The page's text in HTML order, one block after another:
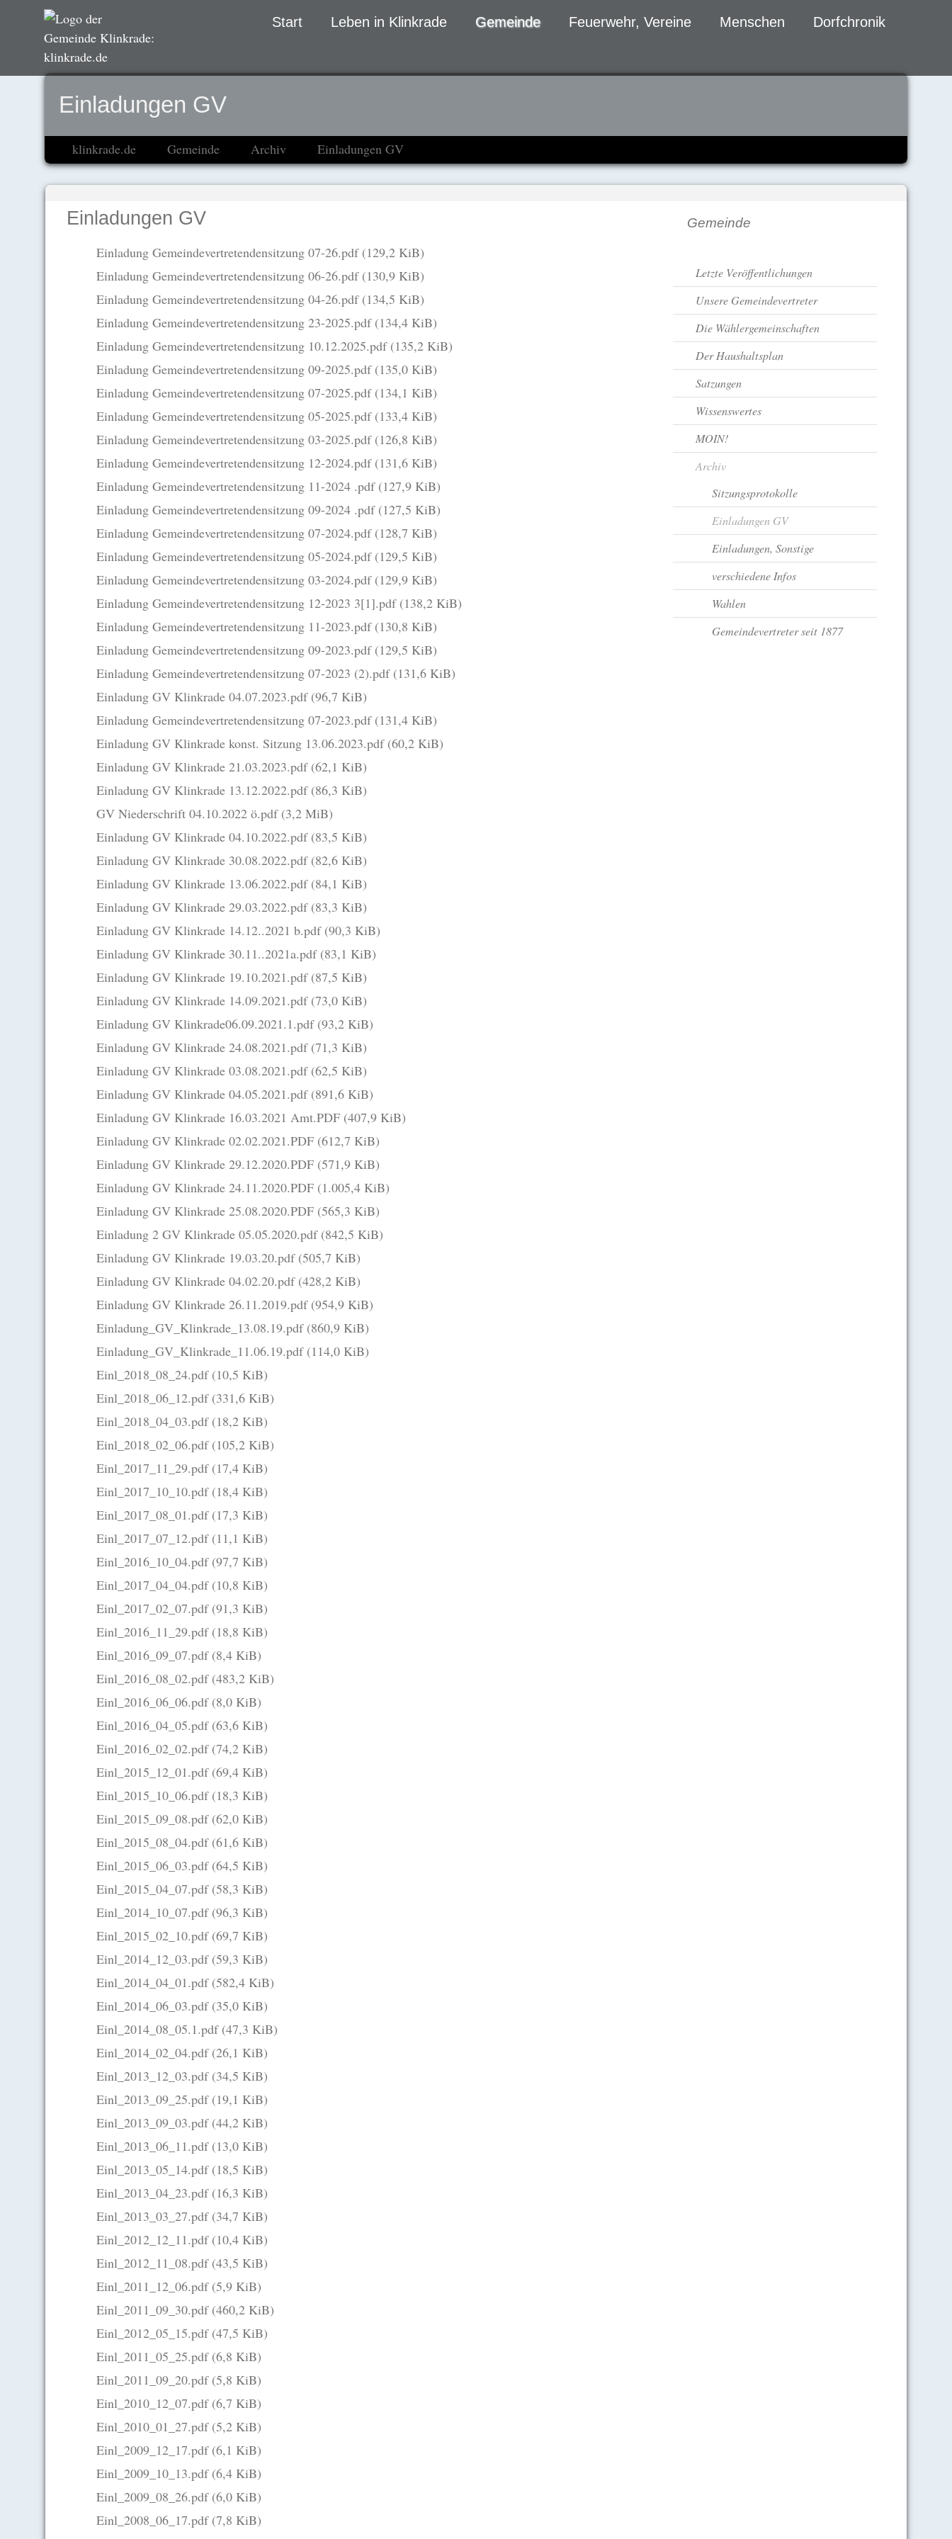
Navigation
Start Leben in Klinkrade Gemeinde Feuerwehr, Vereine Menschen Dorfchronik
Einladungen GV
klinkrade.de Gemeinde Archiv Einladungen GV
Einladungen GV
Einladung Gemeindevertretendensitzung 07-26.pdf (129,2 KiB)
Einladung Gemeindevertretendensitzung 06-26.pdf (130,9 KiB)
Einladung Gemeindevertretendensitzung 04-26.pdf (134,5 KiB)
Einladung Gemeindevertretendensitzung 23-2025.pdf (134,4 KiB)
Einladung Gemeindevertretendensitzung 10.12.2025.pdf (135,2 KiB)
Einladung Gemeindevertretendensitzung 09-2025.pdf (135,0 KiB)
Einladung Gemeindevertretendensitzung 07-2025.pdf (134,1 KiB)
Einladung Gemeindevertretendensitzung 05-2025.pdf (133,4 KiB)
Einladung Gemeindevertretendensitzung 03-2025.pdf (126,8 KiB)
Einladung Gemeindevertretendensitzung 12-2024.pdf (131,6 KiB)
Einladung Gemeindevertretendensitzung 11-2024 .pdf (127,9 KiB)
Einladung Gemeindevertretendensitzung 09-2024 .pdf (127,5 KiB)
Einladung Gemeindevertretendensitzung 07-2024.pdf (128,7 KiB)
Einladung Gemeindevertretendensitzung 05-2024.pdf (129,5 KiB)
Einladung Gemeindevertretendensitzung 03-2024.pdf (129,9 KiB)
Einladung Gemeindevertretendensitzung 12-2023 3[1].pdf (138,2 KiB)
Einladung Gemeindevertretendensitzung 11-2023.pdf (130,8 KiB)
Einladung Gemeindevertretendensitzung 09-2023.pdf (129,5 KiB)
Einladung Gemeindevertretendensitzung 07-2023 (2).pdf (131,6 KiB)
Einladung GV Klinkrade 04.07.2023.pdf (96,7 KiB)
Einladung Gemeindevertretendensitzung 07-2023.pdf (131,4 KiB)
Einladung GV Klinkrade konst. Sitzung 13.06.2023.pdf (60,2 KiB)
Einladung GV Klinkrade 21.03.2023.pdf (62,1 KiB)
Einladung GV Klinkrade 13.12.2022.pdf (86,3 KiB)
GV Niederschrift 04.10.2022 ö.pdf (3,2 MiB)
Einladung GV Klinkrade 04.10.2022.pdf (83,5 KiB)
Einladung GV Klinkrade 30.08.2022.pdf (82,6 KiB)
Einladung GV Klinkrade 13.06.2022.pdf (84,1 KiB)
Einladung GV Klinkrade 29.03.2022.pdf (83,3 KiB)
Einladung GV Klinkrade 14.12..2021 b.pdf (90,3 KiB)
Einladung GV Klinkrade 30.11..2021a.pdf (83,1 KiB)
Einladung GV Klinkrade 19.10.2021.pdf (87,5 KiB)
Einladung GV Klinkrade 14.09.2021.pdf (73,0 KiB)
Einladung GV Klinkrade06.09.2021.1.pdf (93,2 KiB)
Einladung GV Klinkrade 24.08.2021.pdf (71,3 KiB)
Einladung GV Klinkrade 03.08.2021.pdf (62,5 KiB)
Einladung GV Klinkrade 04.05.2021.pdf (891,6 KiB)
Einladung GV Klinkrade 16.03.2021 Amt.PDF (407,9 KiB)
Einladung GV Klinkrade 02.02.2021.PDF (612,7 KiB)
Einladung GV Klinkrade 29.12.2020.PDF (571,9 KiB)
Einladung GV Klinkrade 24.11.2020.PDF (1.005,4 KiB)
Einladung GV Klinkrade 25.08.2020.PDF (565,3 KiB)
Einladung 2 GV Klinkrade 05.05.2020.pdf (842,5 KiB)
Einladung GV Klinkrade 19.03.20.pdf (505,7 KiB)
Einladung GV Klinkrade 04.02.20.pdf (428,2 KiB)
Einladung GV Klinkrade 26.11.2019.pdf (954,9 KiB)
Einladung_GV_Klinkrade_13.08.19.pdf (860,9 KiB)
Einladung_GV_Klinkrade_11.06.19.pdf (114,0 KiB)
Einl_2018_08_24.pdf (10,5 KiB)
Einl_2018_06_12.pdf (331,6 KiB)
Einl_2018_04_03.pdf (18,2 KiB)
Einl_2018_02_06.pdf (105,2 KiB)
Einl_2017_11_29.pdf (17,4 KiB)
Einl_2017_10_10.pdf (18,4 KiB)
Einl_2017_08_01.pdf (17,3 KiB)
Einl_2017_07_12.pdf (11,1 KiB)
Einl_2016_10_04.pdf (97,7 KiB)
Einl_2017_04_04.pdf (10,8 KiB)
Einl_2017_02_07.pdf (91,3 KiB)
Einl_2016_11_29.pdf (18,8 KiB)
Einl_2016_09_07.pdf (8,4 KiB)
Einl_2016_08_02.pdf (483,2 KiB)
Einl_2016_06_06.pdf (8,0 KiB)
Einl_2016_04_05.pdf (63,6 KiB)
Einl_2016_02_02.pdf (74,2 KiB)
Einl_2015_12_01.pdf (69,4 KiB)
Einl_2015_10_06.pdf (18,3 KiB)
Einl_2015_09_08.pdf (62,0 KiB)
Einl_2015_08_04.pdf (61,6 KiB)
Einl_2015_06_03.pdf (64,5 KiB)
Einl_2015_04_07.pdf (58,3 KiB)
Einl_2014_10_07.pdf (96,3 KiB)
Einl_2015_02_10.pdf (69,7 KiB)
Einl_2014_12_03.pdf (59,3 KiB)
Einl_2014_04_01.pdf (582,4 KiB)
Einl_2014_06_03.pdf (35,0 KiB)
Einl_2014_08_05.1.pdf (47,3 KiB)
Einl_2014_02_04.pdf (26,1 KiB)
Einl_2013_12_03.pdf (34,5 KiB)
Einl_2013_09_25.pdf (19,1 KiB)
Einl_2013_09_03.pdf (44,2 KiB)
Einl_2013_06_11.pdf (13,0 KiB)
Einl_2013_05_14.pdf (18,5 KiB)
Einl_2013_04_23.pdf (16,3 KiB)
Einl_2013_03_27.pdf (34,7 KiB)
Einl_2012_12_11.pdf (10,4 KiB)
Einl_2012_11_08.pdf (43,5 KiB)
Einl_2011_12_06.pdf (5,9 KiB)
Einl_2011_09_30.pdf (460,2 KiB)
Einl_2012_05_15.pdf (47,5 KiB)
Einl_2011_05_25.pdf (6,8 KiB)
Einl_2011_09_20.pdf (5,8 KiB)
Einl_2010_12_07.pdf (6,7 KiB)
Einl_2010_01_27.pdf (5,2 KiB)
Einl_2009_12_17.pdf (6,1 KiB)
Einl_2009_10_13.pdf (6,4 KiB)
Einl_2009_08_26.pdf (6,0 KiB)
Einl_2008_06_17.pdf (7,8 KiB)
Gemeinde
Navigation
überspringen
Letzte Veröffentlichungen
Unsere Gemeindevertreter
Die Wählergemeinschaften
Der Haushaltsplan
Satzungen
Wissenswertes
MOIN!
Archiv
Sitzungsprotokolle
Einladungen GV
Einladungen, Sonstige
verschiedene Infos
Wahlen
Gemeindevertreter seit 1877